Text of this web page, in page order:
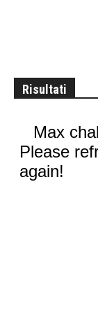
Risultati